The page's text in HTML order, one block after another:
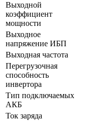
Выходной
коэффициент
мощности
Выходное
напряжение ИБП
Выходная частота
Перегрузочная
способность
инвертора
Тип подключаемых
АКБ
Ток заряда